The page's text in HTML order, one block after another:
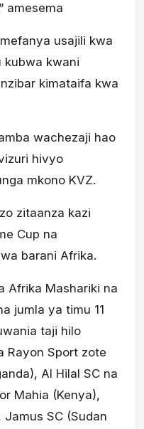
amesema
usajili kwa
kubwa kwani
kimataifa kwa
wachezaji hao
hivyo
mkono KVZ.
zitaanza kazi
Cup na
barani Afrika.
Afrika Mashariki na
jumla ya timu 11
taji hilo
Rayon Sport zote
Al Hilal SC na
Mahia (Kenya),
SC (Sudan